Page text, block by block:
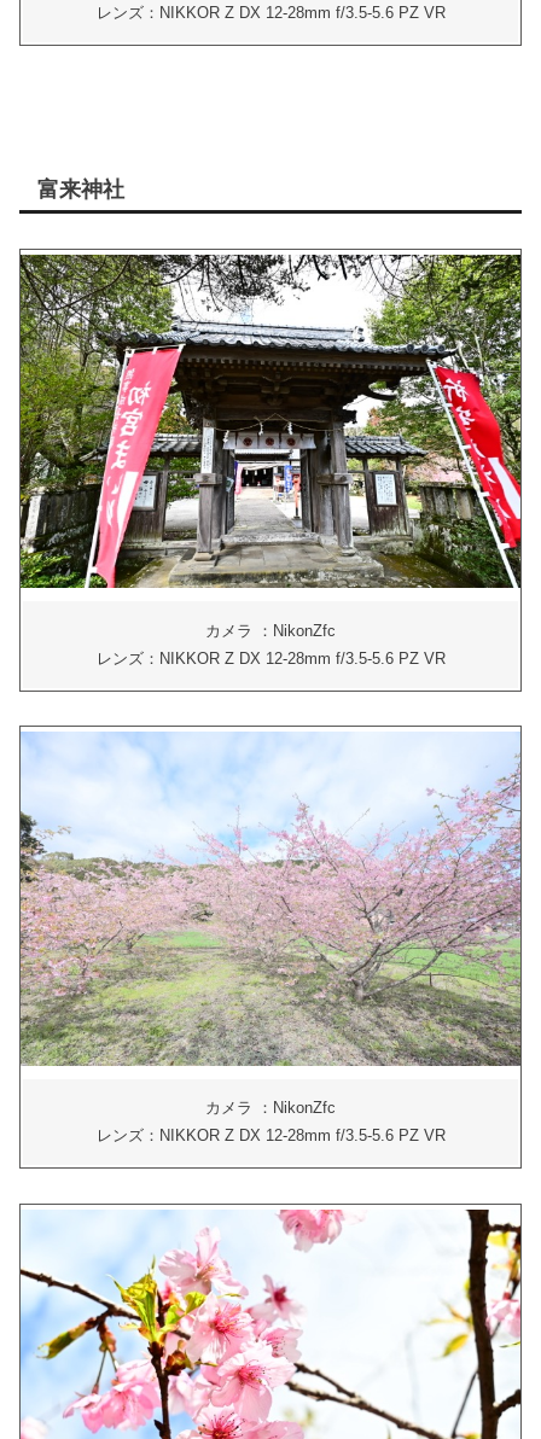
レンズ：NIKKOR Z DX 12-28mm f/3.5-5.6 PZ VR
富来神社
カメラ ：NikonZfc
レンズ：NIKKOR Z DX 12-28mm f/3.5-5.6 PZ VR
カメラ ：NikonZfc
レンズ：NIKKOR Z DX 12-28mm f/3.5-5.6 PZ VR